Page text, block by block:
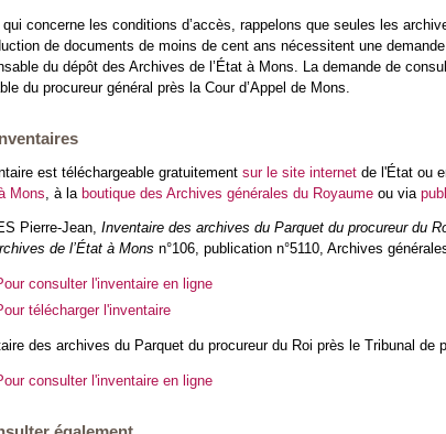
qui concerne les conditions d’accès, rappelons que seules les
de documents de moins de cent ans nécessitent une
du dépôt des Archives de l’État à Mons. La demande de
du procureur général près la Cour d’Appel de Mons.
est téléchargeable gratuitement sur le site internet de l'État ou
Mons , à la boutique des Archives générales du Royaume ou via
Pierre-Jean, Inventaire des archives du Parquet du procureur du
de l’État à Mons n°106, publication n°5110, Archives
consulter l'inventaire en ligne
télécharger l'inventaire
des archives du Parquet du procureur du Roi près le Tribunal de
consulter l'inventaire en ligne